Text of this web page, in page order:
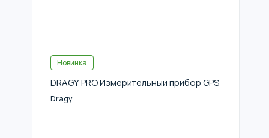
Новинка
DRAGY PRO Измерительный прибор GPS
Dragy